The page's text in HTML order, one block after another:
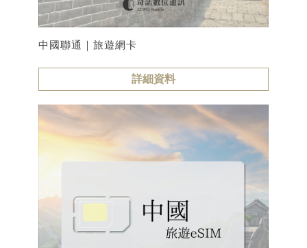
中國聯通｜旅遊網卡
詳細資料